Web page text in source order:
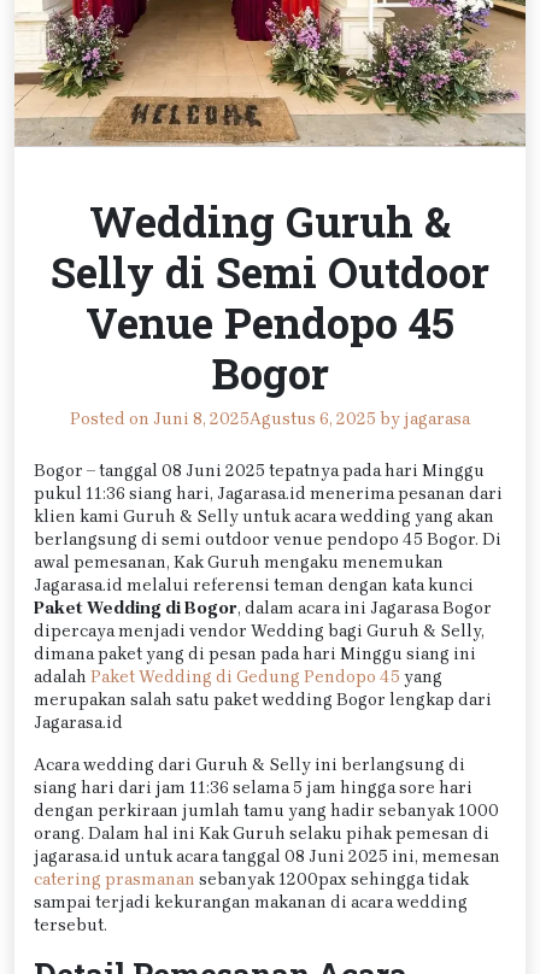
Wedding Guruh &
Selly di Semi Outdoor
Venue Pendopo 45
Bogor
Posted on Juni 8, 2025Agustus 6, 2025 by jagarasa
Bogor – tanggal 08 Juni 2025 tepatnya pada hari Minggu
pukul 11:36 siang hari, Jagarasa.id menerima pesanan dari
klien kami Guruh & Selly untuk acara wedding yang akan
berlangsung di semi outdoor venue pendopo 45 Bogor. Di
awal pemesanan, Kak Guruh mengaku menemukan
Jagarasa.id melalui referensi teman dengan kata kunci
Paket Wedding di Bogor, dalam acara ini Jagarasa Bogor
dipercaya menjadi vendor Wedding bagi Guruh & Selly,
dimana paket yang di pesan pada hari Minggu siang ini
adalah Paket Wedding di Gedung Pendopo 45 yang
merupakan salah satu paket wedding Bogor lengkap dari
Jagarasa.id
Acara wedding dari Guruh & Selly ini berlangsung di
siang hari dari jam 11:36 selama 5 jam hingga sore hari
dengan perkiraan jumlah tamu yang hadir sebanyak 1000
orang. Dalam hal ini Kak Guruh selaku pihak pemesan di
jagarasa.id untuk acara tanggal 08 Juni 2025 ini, memesan
catering prasmanan sebanyak 1200pax sehingga tidak
sampai terjadi kekurangan makanan di acara wedding
tersebut.